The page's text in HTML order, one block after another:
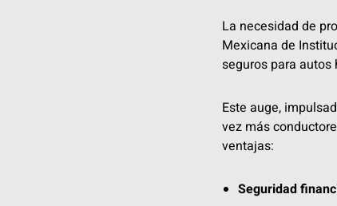
La necesidad de
Mexicana de
seguros para autos
Este auge,
vez más
ventajas:
Seguridad